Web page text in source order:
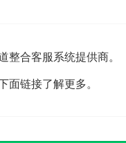
合客服系统提供商。
链接了解更多。